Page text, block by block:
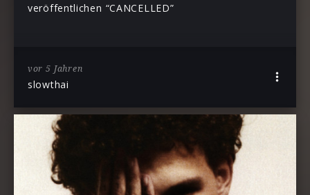
veröffentlichen “CANCELLED”
vor 5 Jahren
slowthai